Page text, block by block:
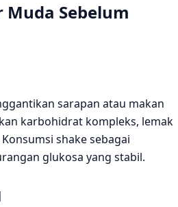
Sebelum
sarapan atau makan
karbohidrat kompleks, lemak
shake sebagai
glukosa yang stabil.